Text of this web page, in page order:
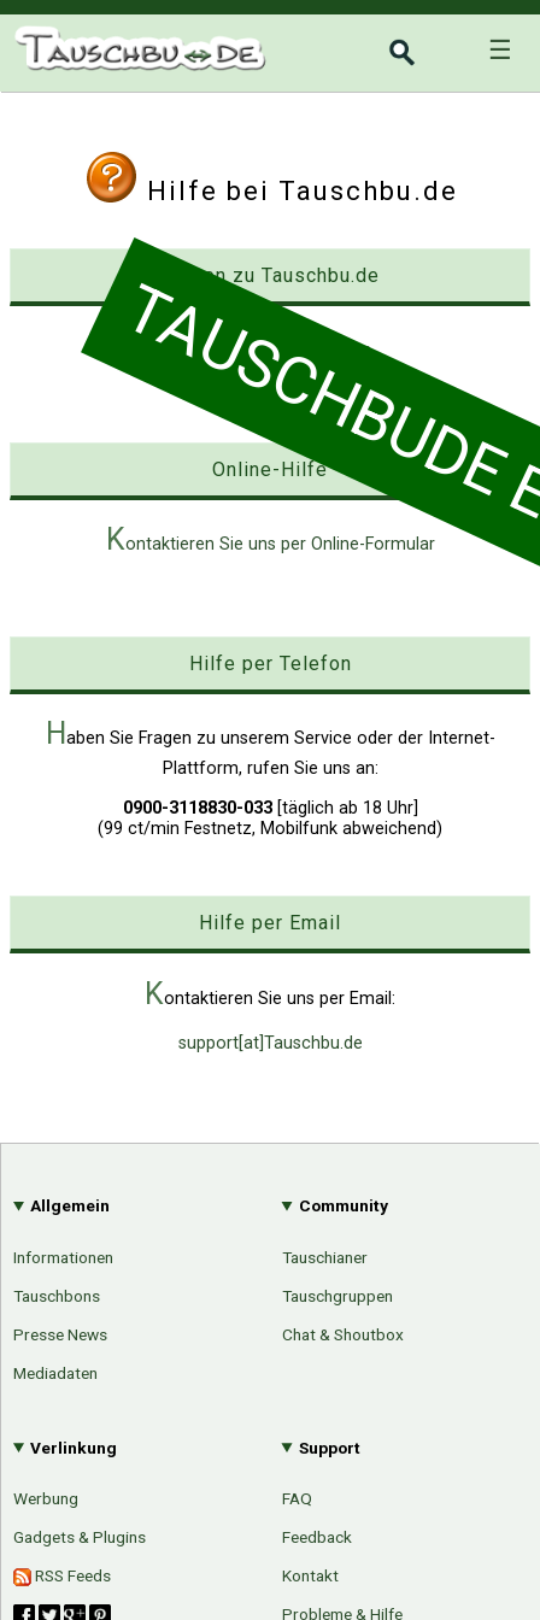
☰
Hilfe bei Tauschbu.de
Fragen zu Tauschbu.de
Die FAQ ist hier zu finden
Online-Hilfe
Kontaktieren Sie uns per Online-Formular
Hilfe per Telefon
H aben Sie Fragen zu unserem Service oder der Internet-
Plattform, rufen Sie uns an:
0900-3118830-033[täglich ab 18 Uhr]
(99 ct/min Festnetz, Mobilfunk abweichend)
Hilfe per Email
Kontaktieren Sie uns per Email:
support[at]Tauschbu.de
Allgemein
Informationen
Tauschbons
Presse News
Mediadaten
Community
Tauschianer
Tauschgruppen
Chat & Shoutbox
Verlinkung
Werbung
Gadgets & Plugins
RSS Feeds
Support
FAQ
Feedback
Kontakt
Probleme & Hilfe